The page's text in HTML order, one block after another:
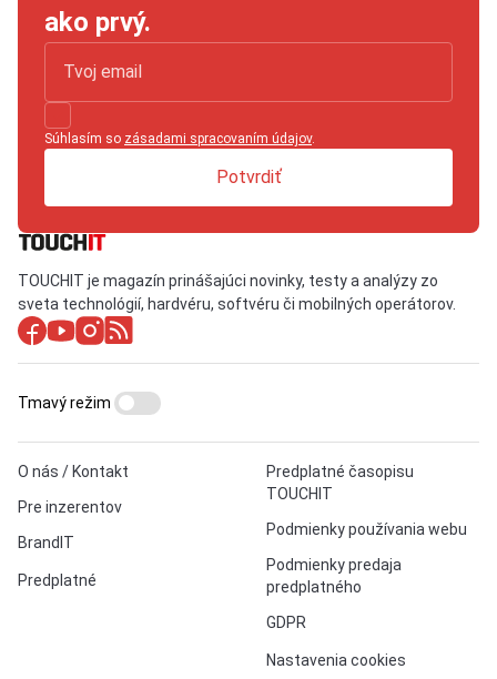
ako prvý.
Súhlasím so zásadami spracovaním údajov.
Potvrdiť
TOUCHIT je magazín prinášajúci novinky, testy a analýzy zo
sveta technológií, hardvéru, softvéru či mobilných operátorov.
O nás / Kontakt
Pre inzerentov
BrandIT
Predplatné
Predplatné časopisu
TOUCHIT
Podmienky používania webu
Podmienky predaja
predplatného
GDPR
Nastavenia cookies
Tmavý režim